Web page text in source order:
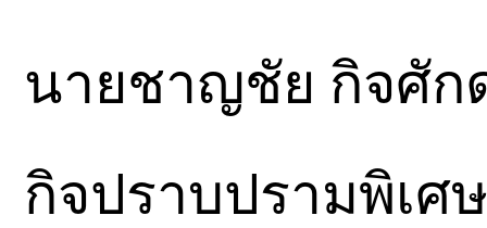
นายชาญชัย กิจศัก
กิจปราบปรามพิเศ